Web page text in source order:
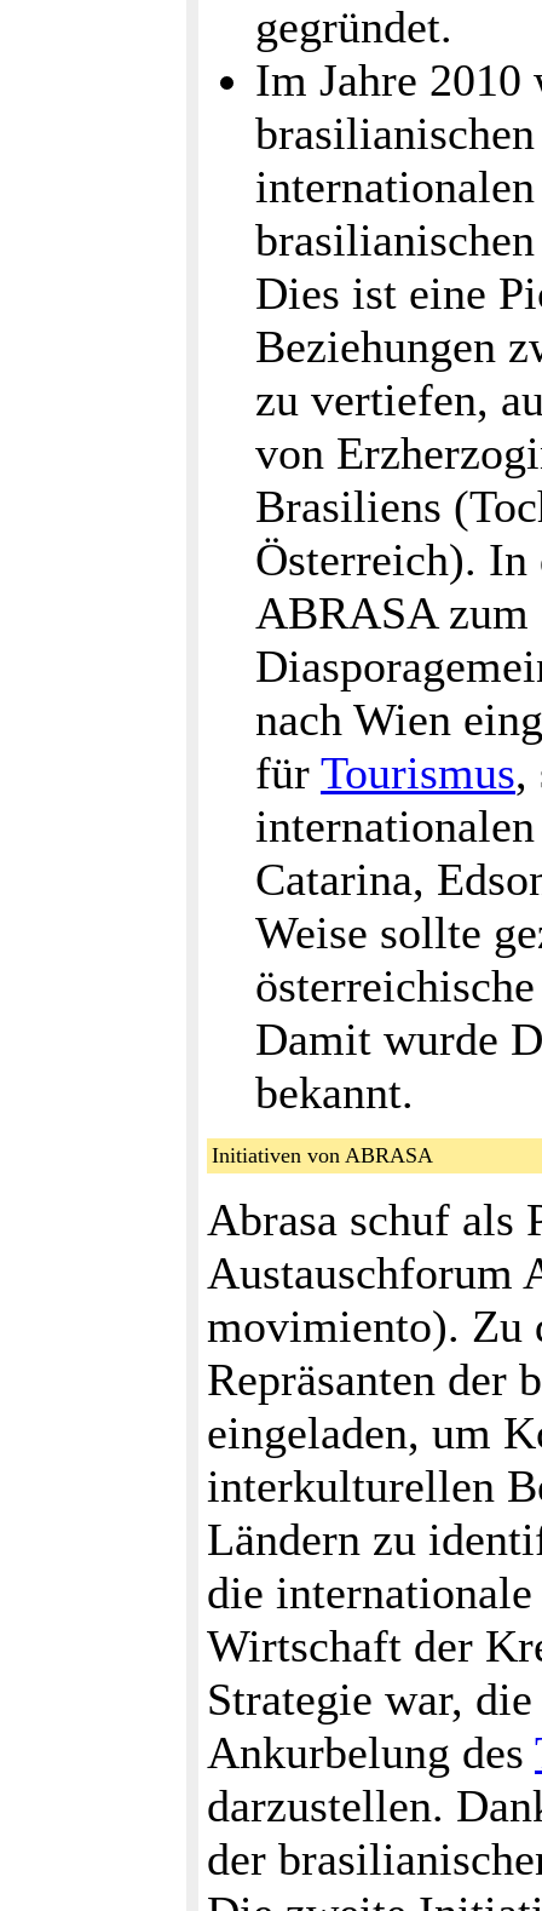
gegründet.
Im Jahre 2010
Dies ist eine
Beziehungen
zu vertiefen,
von
Brasiliens
Österreich). In
ABRASA
nach Wien
für Tourismus,
Catarina,
Weise sollte
Damit wurde
bekannt.
Initiativen von ABRASA
Abrasa schuf als
Austauschforum
movimiento). Zu
Repräsanten der
eingeladen, um
interkulturellen
Ländern zu
die
Wirtschaft der
Strategie war,
Ankurbelung des
darzustellen.
der